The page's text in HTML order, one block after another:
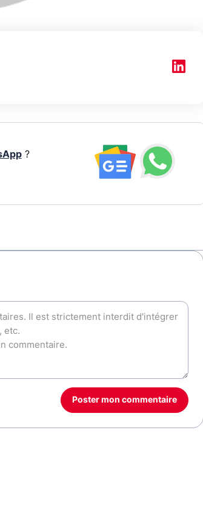
?
Poster mon commentaire